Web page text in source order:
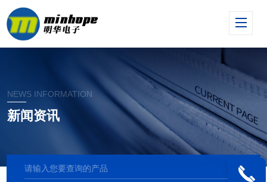
NEWS INFORMATION
新闻资讯